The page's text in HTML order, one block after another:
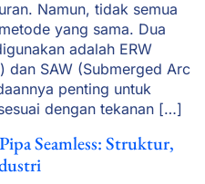
Namun, tidak semua
yang sama. Dua
adalah ERW
dan SAW (Submerged Arc
penting untuk
dengan tekanan […]
Seamless: Struktur,